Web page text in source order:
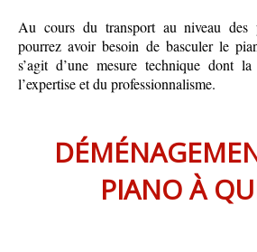
Au cours du transport au niveau des
pourrez avoir besoin de basculer le
s’agit d’une mesure technique dont
l’expertise et du professionnalisme.
PIANO À